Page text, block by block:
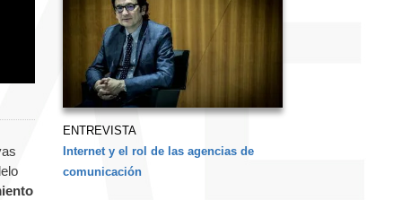
ENTREVISTA
Internet y el rol de las agencias de
comunicación